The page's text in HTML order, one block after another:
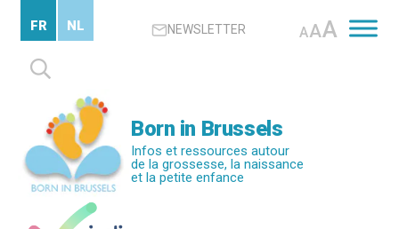
contenu
principal
NEWSLETTER AAA
Rechercher :
FR NL
Born in Brussels
Infos et ressources autour
de la grossesse, la naissance
et la petite enfance